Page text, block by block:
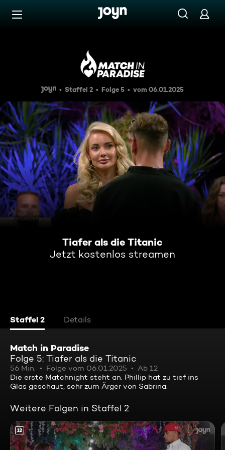
Zum Inhalt springen
Staffel 2 Folge 5 vom 06.01.2025
Tiafer als die Titanic
Jetzt kostenlos streamen
Staffel 2 Details
Match in Paradise
Folge 5: Tiafer als die Titanic
56 Min. Folge vom 06.01.2025
Ab 12
Die erste Matchnight steht an. Phillip hat zu tief ins
Glas geschaut, sehr zum Ärger von Sabrina.
Weitere Folgen in Staffel 2
12